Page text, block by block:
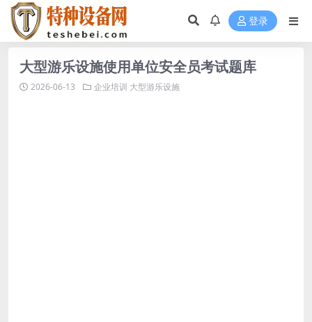
登录
大型游乐设施使用单位安全员考试题库
2026-06-13 企业培训 大型游乐设施